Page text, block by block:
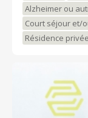
Alzheimer ou
Court séjour et/
Résidence